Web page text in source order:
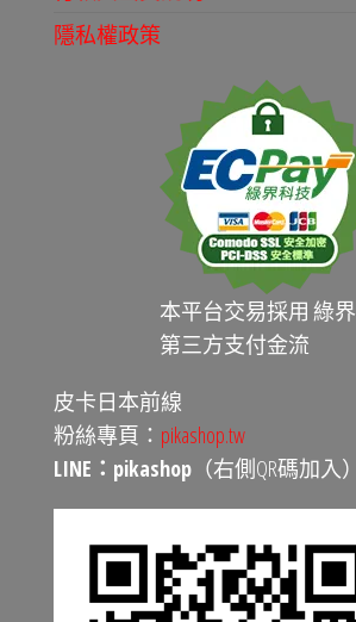
隱私權政策
本平台交易採用 綠界
第三方支付金流
皮卡日本前線
粉絲專頁： pikashop.tw
LINE：pikashop （右側QR碼加入）